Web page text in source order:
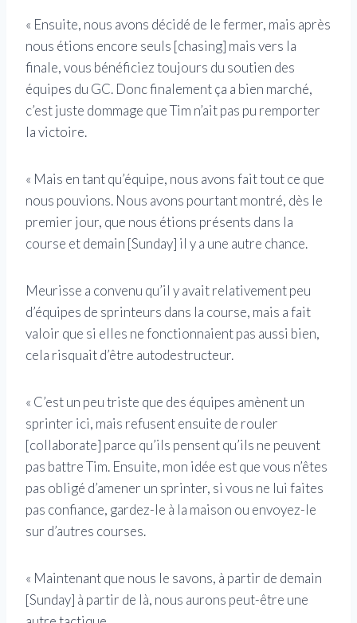
« Ensuite, nous avons décidé de le fermer, mais après
nous étions encore seuls [chasing] mais vers la
finale, vous bénéficiez toujours du soutien des
équipes du GC. Donc finalement ça a bien marché,
c’est juste dommage que Tim n’ait pas pu remporter
la victoire.
« Mais en tant qu’équipe, nous avons fait tout ce que
nous pouvions. Nous avons pourtant montré, dès le
premier jour, que nous étions présents dans la
course et demain [Sunday] il y a une autre chance.
Meurisse a convenu qu’il y avait relativement peu
d’équipes de sprinteurs dans la course, mais a fait
valoir que si elles ne fonctionnaient pas aussi bien,
cela risquait d’être autodestructeur.
« C’est un peu triste que des équipes amènent un
sprinter ici, mais refusent ensuite de rouler
[collaborate] parce qu’ils pensent qu’ils ne peuvent
pas battre Tim. Ensuite, mon idée est que vous n’êtes
pas obligé d’amener un sprinter, si vous ne lui faites
pas confiance, gardez-le à la maison ou envoyez-le
sur d’autres courses.
« Maintenant que nous le savons, à partir de demain
[Sunday] à partir de là, nous aurons peut-être une